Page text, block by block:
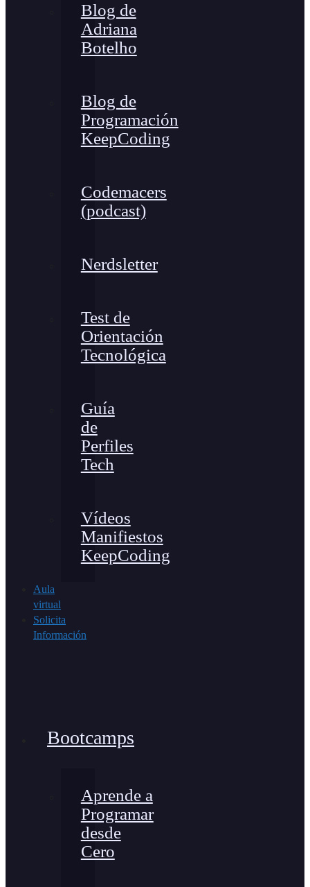
Blog de
Adriana
Botelho
Blog de
Programación
KeepCoding
Codemacers
(podcast)
Nerdsletter
Test de
Orientación
Tecnológica
Guía
de
Perfiles
Tech
Vídeos
Manifiestos
KeepCoding
Aula
virtual
Solicita
Información
Bootcamps
Aprende a
Programar
desde
Cero